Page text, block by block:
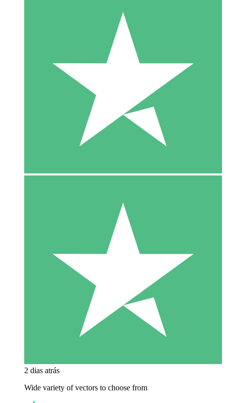
2 dias atrás
Wide variety of vectors to choose from